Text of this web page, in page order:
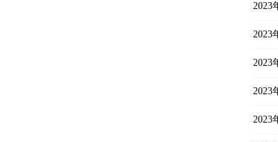
2023
2023
2023
2023
2023